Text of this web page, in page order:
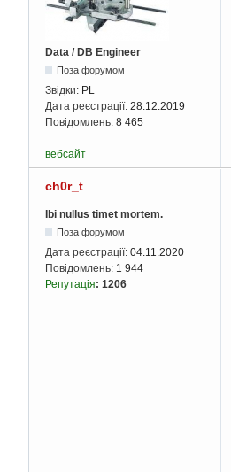
Data / DB Engineer
Поза форумом
Звідки: PL
Дата реєстрації: 28.12.2019
Повідомлень: 8 465
вебсайт
ch0r_t
Ibi nullus timet mortem.
Поза форумом
Дата реєстрації: 04.11.2020
Повідомлень: 1 944
Репутація: 1206